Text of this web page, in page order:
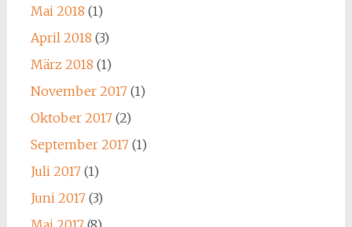
Mai 2018 (1)
April 2018 (3)
März 2018 (1)
November 2017(1)
Oktober 2017(2)
September 2017(1)
Juli 2017(1)
Juni 2017(3)